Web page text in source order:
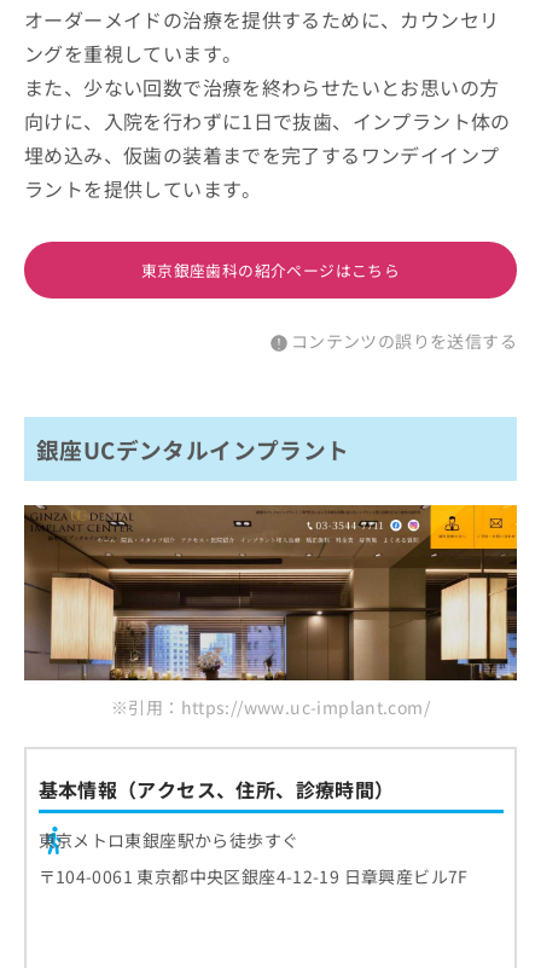
オーダーメイドの治療を提供するために、カウンセリ
ングを重視しています。
また、少ない回数で治療を終わらせたいとお思いの方
向けに、入院を行わずに1日で抜歯、インプラント体の
埋め込み、仮歯の装着までを完了するワンデイインプ
ラントを提供しています。
東京銀座歯科の紹介ページはこちら
コンテンツの誤りを送信する
銀座UCデンタルインプラント
※引用：https://www.uc-implant.com/
基本情報（アクセス、住所、診療時間）
東京メトロ東銀座駅から徒歩すぐ
〒104-0061 東京都中央区銀座4-12-19 日章興産ビル7F